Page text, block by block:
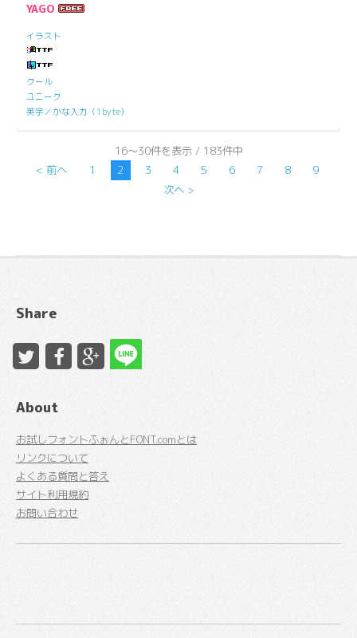
YAGO
イラスト
クール
ユニーク
英字／かな入力（1byte）
16～30件を表示 / 183件中
< 前へ
1 2 3 4 5 6 7 8
9
次へ >
Share
About
お試しフォントふぉんとFONT.comとは
リンクについて
よくある質問と答え
サイト利用規約
お問い合わせ